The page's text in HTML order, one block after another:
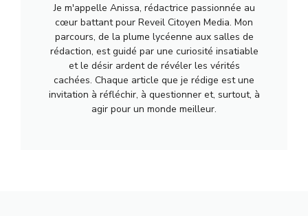
Je m'appelle Anissa, rédactrice passionnée au
cœur battant pour Reveil Citoyen Media. Mon
parcours, de la plume lycéenne aux salles de
rédaction, est guidé par une curiosité insatiable
et le désir ardent de révéler les vérités
cachées. Chaque article que je rédige est une
invitation à réfléchir, à questionner et, surtout, à
agir pour un monde meilleur.